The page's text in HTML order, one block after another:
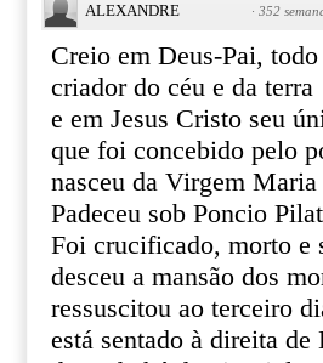
ALEXANDRE · 352
Creio em Deus-Pai, todo
criador do céu e da terra
e em Jesus Cristo seu
que foi concebido pelo
nasceu da Virgem Maria
Padeceu sob Poncio
Foi crucificado, morto e
desceu a mansão dos
ressuscitou ao terceiro
está sentado à direita